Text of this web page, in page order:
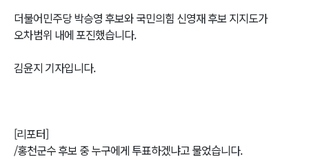
더불어민주당 박승영 후보와 국민의힘 신영재 후보 지지도가
오차범위 내에 포진했습니다.
김윤지 기자입니다.
[리포터]
/홍천군수 후보 중 누구에게 투표하겠냐고 물었습니다.